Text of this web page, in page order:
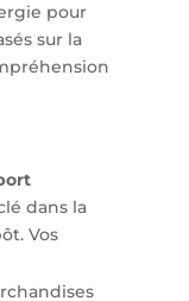
pour
sur la
dans la
Vos